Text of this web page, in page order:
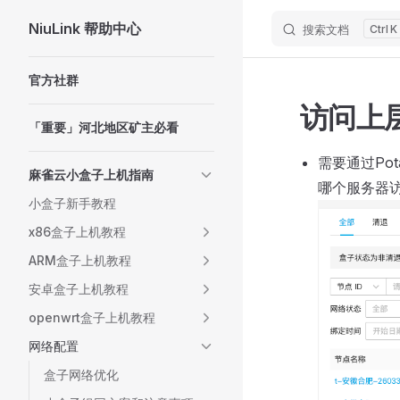
Skip to content
NiuLink 帮助中心 搜索文档 K
官方社群
「重要」河北地区矿主必看
麻雀云小盒子上机指南
小盒子新手教程
x86盒子上机教程
ARM盒子上机教程
安卓盒子上机教程
openwrt盒子上机教程
网络配置
盒子网络优化
访问上
需要通过
哪个服务器